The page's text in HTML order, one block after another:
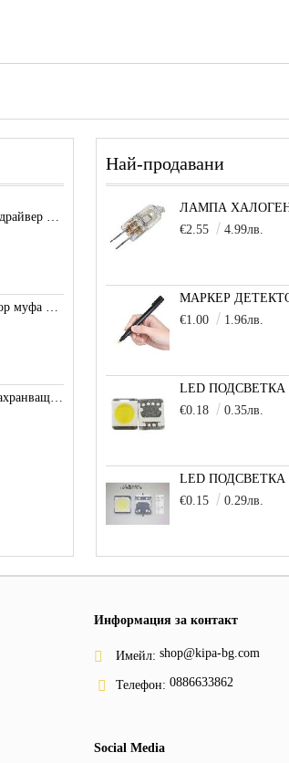
APC-16-700 led драйвер захранване 16.8W 700mA
F644G F конектор муфа позлатена
PC010 5.5x2.5 захранващо гнездо с клема за кабел
Най-продавани
€2.55
4.99лв.
€1.00
1.96лв.
€0.18
0.35лв.
€0.15
0.29лв.
Информация за контакт
Имейл: shop@kipa-bg.com
Телефон: 0886633862
Social Media